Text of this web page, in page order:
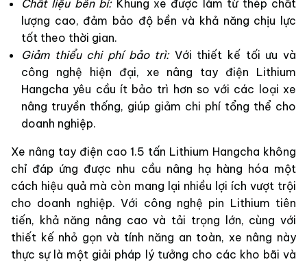
Chất liệu bền bỉ: Khung xe được làm từ thép chất
lượng cao, đảm bảo độ bền và khả năng chịu lực
tốt theo thời gian.
Giảm thiểu chi phí bảo trì:Với thiết kế tối ưu và
công nghệ hiện đại, xe nâng tay điện Lithium
Hangcha yêu cầu ít bảo trì hơn so với các loại xe
nâng truyền thống, giúp giảm chi phí tổng thể cho
doanh nghiệp.
Xe nâng tay điện cao 1.5 tấn Lithium Hangcha không
chỉ đáp ứng được nhu cầu nâng hạ hàng hóa một
cách hiệu quả mà còn mang lại nhiều lợi ích vượt trội
cho doanh nghiệp. Với công nghệ pin Lithium tiên
tiến, khả năng nâng cao và tải trọng lớn, cùng với
thiết kế nhỏ gọn và tính năng an toàn, xe nâng này
thực sự là một giải pháp lý tưởng cho các kho bãi và